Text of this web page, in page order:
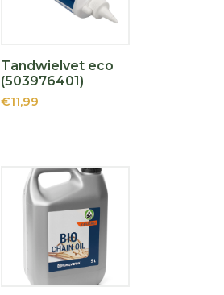
Tandwielvet eco
(503976401)
€11,99